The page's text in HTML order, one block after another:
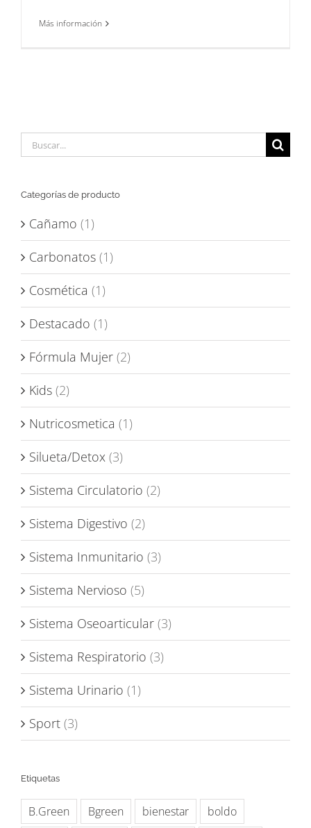
Más información
Buscar:
Categorías de producto
Cañamo (1)
Carbonatos (1)
Cosmética (1)
Destacado (1)
Fórmula Mujer (2)
Kids (2)
Nutricosmetica (1)
Silueta/Detox (3)
Sistema Circulatorio (2)
Sistema Digestivo (2)
Sistema Inmunitario (3)
Sistema Nervioso (5)
Sistema Oseoarticular (3)
Sistema Respiratorio (3)
Sistema Urinario (1)
Sport (3)
Etiquetas
B.Green Bgreen bienestar
boldo